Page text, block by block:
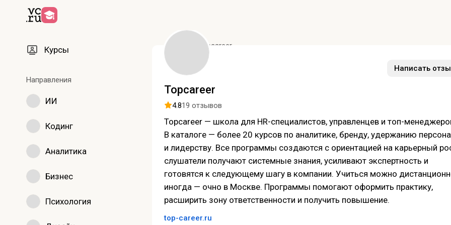
Курсы
Направления
ИИ
Кодинг
Аналитика
Бизнес
Психология
Курсы Topcareer
Написать
Topcareer
4.819 отзывов
Topcareer — школа для HR-специалистов, управленцев и топ-
В каталоге — более 20 курсов по аналитике, бренду, удержанию
и лидерству. Все программы создаются с ориентацией на карьерный
слушатели получают системные знания, усиливают экспертность и
готовятся к следующему шагу в компании. Учиться можно
иногда — очно в Москве. Программы помогают оформить практику,
расширить зону ответственности и получить повышение.
top-career.ru